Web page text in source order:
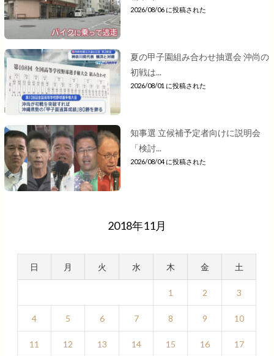
2026/08/06 に投稿された
夏の甲子園組み合わせ抽選会 沖尚の
初戦は...
2026/08/01 に投稿された
知事選 立候補予定者向けに説明会
「検討...
2026/08/04 に投稿された
2018年11月
日 月 火 水 木 金 土
1 2 3
4 5 6 7 8 9 10
11 12 13 14 15 16 17